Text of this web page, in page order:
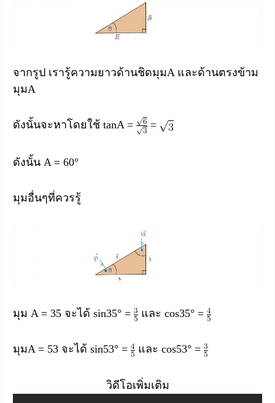
จากรูป เรารู้ความยาวด้านชิดมุมA และด้านตรงข้าม
มุมA
ดังนั้นจะหาโดยใช้ tanA = =
ดังนั้น A = 60°
มุมอื่นๆที่ควรรู้
มุม A = 35 จะได้ sin35° = และ cos35° =
มุมA = 53 จะได้ sin53° = และ cos53° =
วิดีโอเพิ่มเติม